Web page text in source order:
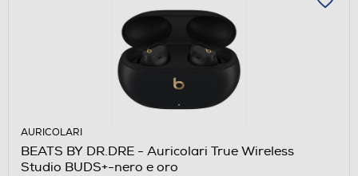
AURICOLARI
BEATS BY DR.DRE - Auricolari True Wireless
Studio BUDS+-nero e oro